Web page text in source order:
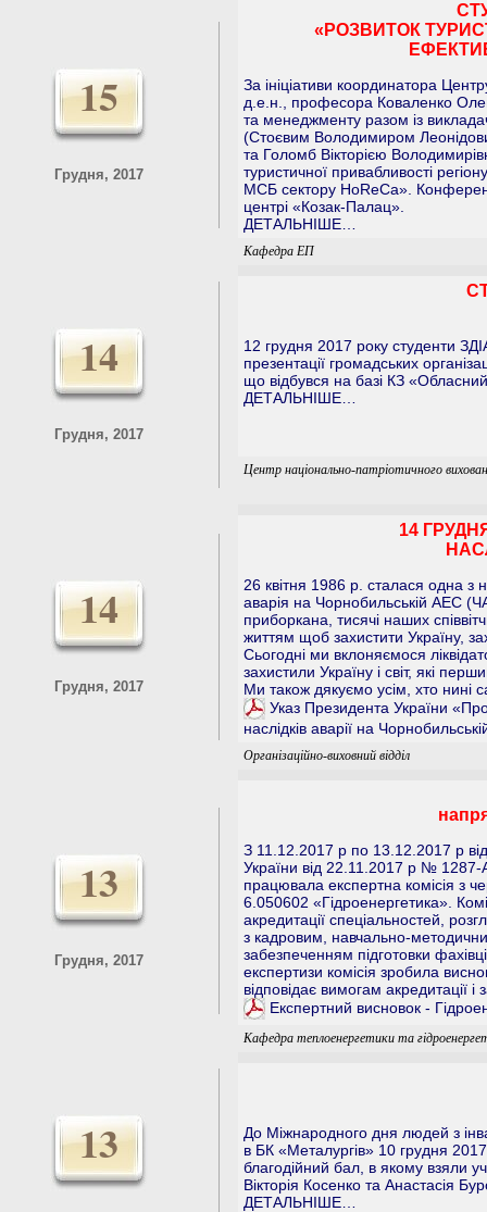
15
Грудня, 2017
«РОЗВИТОК
За ініціативи координатора
д.е.н., професора Коваленко
та менеджменту разом із
(Стоєвим Володимиром
та Голомб Вікторією
туристичної привабливості
МСБ сектору HoReCa».
центрі «Козак-Палац».
ДЕТАЛЬНІШЕ…
Кафедра ЕП
14
Грудня, 2017
12 грудня 2017 року студенти
презентації громадських
що відбувся на базі КЗ
ДЕТАЛЬНІШЕ…
Центр національно-патріотичного
14
Грудня, 2017
14
26 квітня 1986 р. сталася одна з
аварія на Чорнобильській АЕС
приборкана, тисячі наших
життям щоб захистити Україну,
Сьогодні ми вклоняємося
захистили Україну і світ, які
Ми також дякуємо усім, хто нині
Указ Президента України
наслідків аварії на
Організаційно-виховний відділ
13
Грудня, 2017
З 11.12.2017 р по 13.12.2017 р
України від 22.11.2017 р № 1287-А
працювала експертна комісія з
6.050602 «Гідроенергетика».
акредитації спеціальностей,
з кадровим, навчально-
забезпеченням підготовки
експертизи комісія зробила
відповідає вимогам акредитації
Експертний висновок -
Кафедра теплоенергетики та
13
До Міжнародного дня людей з
в БК «Металургів» 10 грудня
благодійний бал, в якому взяли
Вікторія Косенко та Анастасія
ДЕТАЛЬНІШЕ…